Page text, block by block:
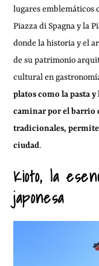
lugares emblemáticos
Piazza di Spagna y la
donde la historia y el
de su patrimonio
cultural en
platos como la pasta
caminar por el barrio
tradicionales, permite
ciudad.
Kioto, la
japonesa